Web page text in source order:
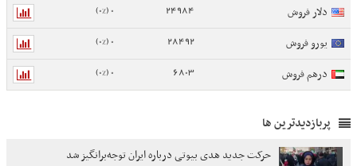
دلار فروش 24984
0 (0%)
یورو فروش 28492
0 (0%)
درهم فروش 6803
0 (0%)
پربازدیدترین ها
حرکت جدید هدی بیوتی درباره ایران توجه‌برانگیز شد